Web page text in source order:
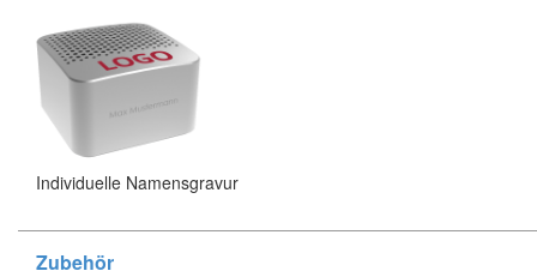
Individuelle Namensgravur
Zubehör